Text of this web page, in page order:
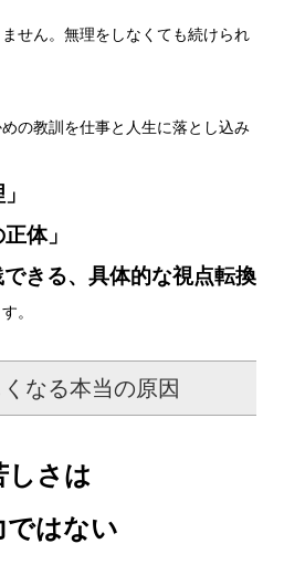
せん。無理をしなくても続けられ
の教訓を仕事と人生に落とし込み
体」
きる、具体的な視点転換
。
なる本当の原因
しさは
ではない